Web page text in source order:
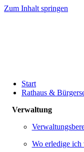
Zum Inhalt springen
Start
Rathaus &
Verwaltung
Wo erledige ich